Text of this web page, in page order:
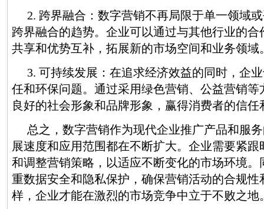
2. 跨界融合：数字营销不再局限于单一领域
跨界融合的趋势。企业可以通过与其他行业的
共享和优势互补，拓展新的市场空间和业务领域
3. 可持续发展：在追求经济效益的同时，企
任和环保问题。通过采用绿色营销、公益营销等
良好的社会形象和品牌形象，赢得消费者的信任
总之，数字营销作为现代企业推广产品和服
展速度和应用范围都在不断扩大。企业需要紧
和调整营销策略，以适应不断变化的市场环境。
重数据安全和隐私保护，确保营销活动的合规性
样，企业才能在激烈的市场竞争中立于不败之地